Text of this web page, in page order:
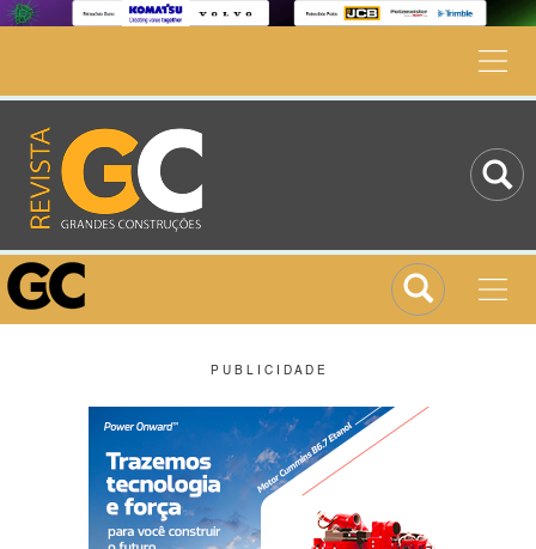
P U B L I C I D A D E